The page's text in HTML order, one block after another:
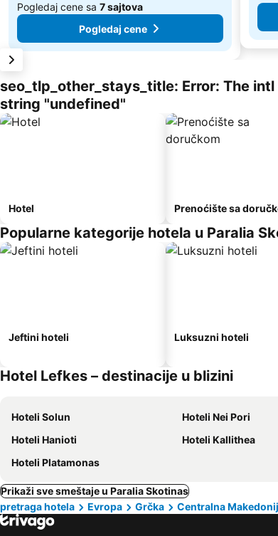
Pogledaj cene sa 7 sajtova
Pogledaj cene
seo_tlp_other_stays_title: Error: The
string "undefined"
Hotel Prenoćište sa
Popularne kategorije hotela u Paralia
Jeftini hoteli Luksuzni hoteli
Hotel Lefkes – destinacije u blizini
Hoteli Solun Hoteli Nei Pori
Hoteli Hanioti
Hoteli Kallithea
Hoteli Platamonas
Prikaži sve smeštaje u Paralia Skotinas
pretraga hotela
Evropa Grčka Centralna